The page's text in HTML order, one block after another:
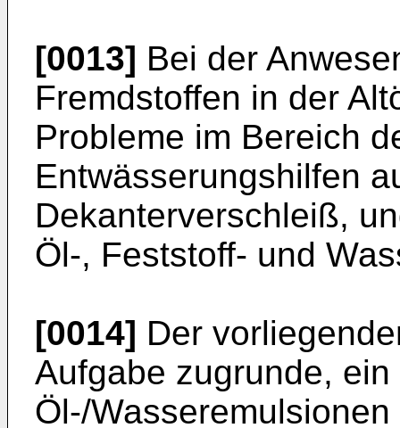
[0013] Bei der
Fremdstoffen in der
Probleme im Bereich
Entwässerungshilfen
Dekanterver­schleiß,
Öl-, Feststoff- und
[0014] Der
Aufgabe zugrunde,
Öl-/